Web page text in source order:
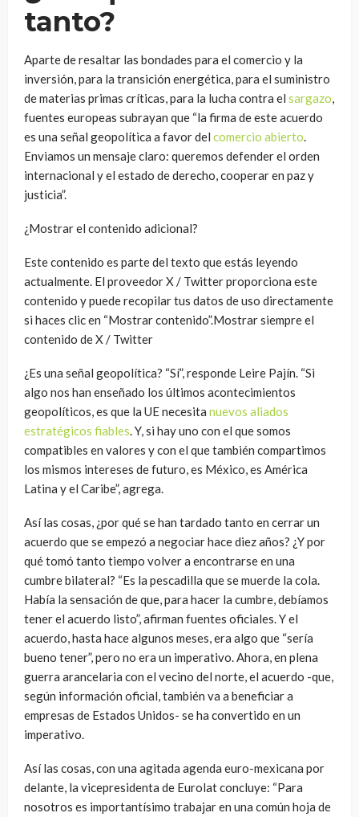
tanto?
Aparte de resaltar las bondades para el comercio y la
inversión, para la transición energética, para el suministro
de materias primas críticas, para la lucha contra el sargazo,
fuentes europeas subrayan que “la firma de este acuerdo
es una señal geopolítica a favor del comercio abierto.
Enviamos un mensaje claro: queremos defender el orden
internacional y el estado de derecho, cooperar en paz y
justicia”.
¿Mostrar el contenido adicional?
Este contenido es parte del texto que estás leyendo
actualmente. El proveedor X / Twitter proporciona este
contenido y puede recopilar tus datos de uso directamente
si haces clic en “Mostrar contenido”.Mostrar siempre el
contenido de X / Twitter
¿Es una señal geopolítica? “Sí”, responde Leire Pajín. “Si
algo nos han enseñado los últimos acontecimientos
geopolíticos, es que la UE necesita nuevos aliados
estratégicos fiables. Y, si hay uno con el que somos
compatibles en valores y con el que también compartimos
los mismos intereses de futuro, es México, es América
Latina y el Caribe”, agrega.
Así las cosas, ¿por qué se han tardado tanto en cerrar un
acuerdo que se empezó a negociar hace diez años? ¿Y por
qué tomó tanto tiempo volver a encontrarse en una
cumbre bilateral? “Es la pescadilla que se muerde la cola.
Había la sensación de que, para hacer la cumbre, debíamos
tener el acuerdo listo”, afirman fuentes oficiales. Y el
acuerdo, hasta hace algunos meses, era algo que “sería
bueno tener”, pero no era un imperativo. Ahora, en plena
guerra arancelaria con el vecino del norte, el acuerdo -que,
según información oficial, también va a beneficiar a
empresas de Estados Unidos- se ha convertido en un
imperativo.
Así las cosas, con una agitada agenda euro-mexicana por
delante, la vicepresidenta de Eurolat concluye: “Para
nosotros es importantísimo trabajar en una común hoja de